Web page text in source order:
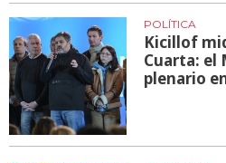
POLÍTICA
Kicillof
Cuarta: el
plenario